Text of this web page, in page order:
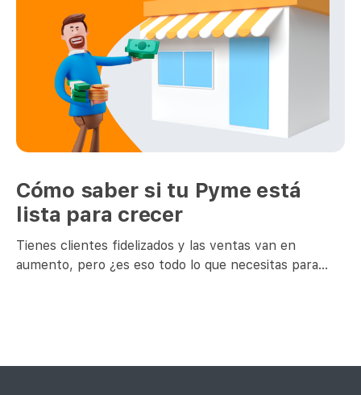
Cómo saber si tu Pyme está
lista para crecer
Tienes clientes fidelizados y las ventas van en
aumento, pero ¿es eso todo lo que necesitas para